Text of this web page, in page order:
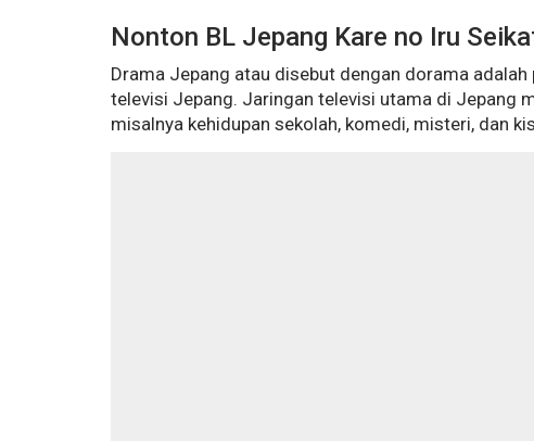
Nonton BL Jepang Kare no Iru
Drama Jepang atau disebut dengan dorama
televisi Jepang. Jaringan televisi utama di Jepang
misalnya kehidupan sekolah, komedi, misteri, dan